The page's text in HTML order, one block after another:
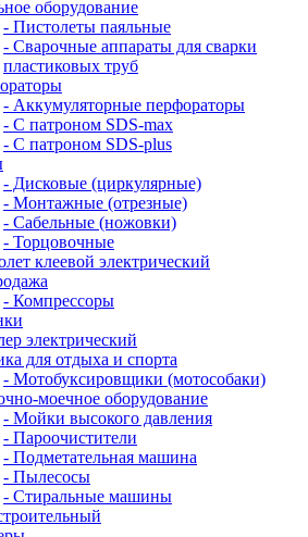
оборудование
- Пистолеты паяльные
- Сварочные аппараты для сварки
пластиковых труб
- Аккумуляторные перфораторы
- С патроном SDS-max
- С патроном SDS-plus
- Дисковые (циркулярные)
- Монтажные (отрезные)
- Сабельные (ножовки)
- Торцовочные
клеевой электрический
- Компрессоры
электрический
для отдыха и спорта
- Мотобуксировщики (мотособаки)
моечное оборудование
- Мойки высокого давления
- Пароочистители
- Подметательная машина
- Пылесосы
- Стиральные машины